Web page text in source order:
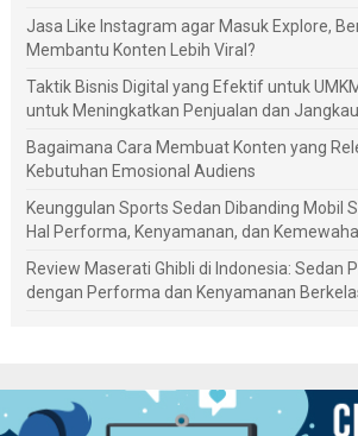
Jasa Like Instagram agar Masuk Explore,
Membantu Konten Lebih Viral?
Taktik Bisnis Digital yang Efektif untuk
untuk Meningkatkan Penjualan dan
Bagaimana Cara Membuat Konten yang
Kebutuhan Emosional Audiens
Keunggulan Sports Sedan Dibanding Mobil
Hal Performa, Kenyamanan, dan
Review Maserati Ghibli di Indonesia: Sedan
dengan Performa dan Kenyamanan